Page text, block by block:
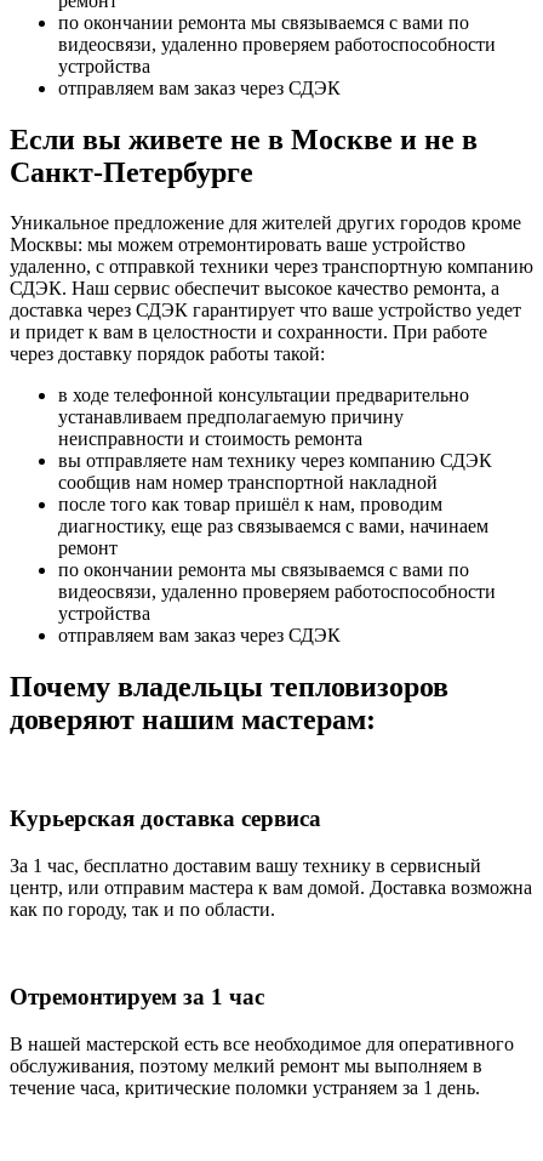
по окончании ремонта мы связываемся с вами по
видеосвязи, удаленно проверяем работоспособности
устройства
отправляем вам заказ через СДЭК
Если вы живете не в Москве и не в
Санкт-Петербурге
Уникальное предложение для жителей других городов кроме
Москвы: мы можем отремонтировать ваше устройство
удаленно, с отправкой техники через транспортную компанию
СДЭК. Наш сервис обеспечит высокое качество ремонта, а
доставка через СДЭК гарантирует что ваше устройство уедет
и придет к вам в целостности и сохранности. При работе
через доставку порядок работы такой:
в ходе телефонной консультации предварительно
устанавливаем предполагаемую причину
неисправности и стоимость ремонта
вы отправляете нам технику через компанию СДЭК
сообщив нам номер транспортной накладной
после того как товар пришёл к нам, проводим
диагностику, еще раз связываемся с вами, начинаем
ремонт
по окончании ремонта мы связываемся с вами по
видеосвязи, удаленно проверяем работоспособности
устройства
отправляем вам заказ через СДЭК
Почему владельцы тепловизоров
доверяют нашим мастерам:
Курьерская доставка сервиса
За 1 час, бесплатно доставим вашу технику в сервисный
центр, или отправим мастера к вам домой. Доставка возможна
как по городу, так и по области.
Отремонтируем за 1 час
В нашей мастерской есть все необходимое для оперативного
обслуживания, поэтому мелкий ремонт мы выполняем в
течение часа, критические поломки устраняем за 1 день.